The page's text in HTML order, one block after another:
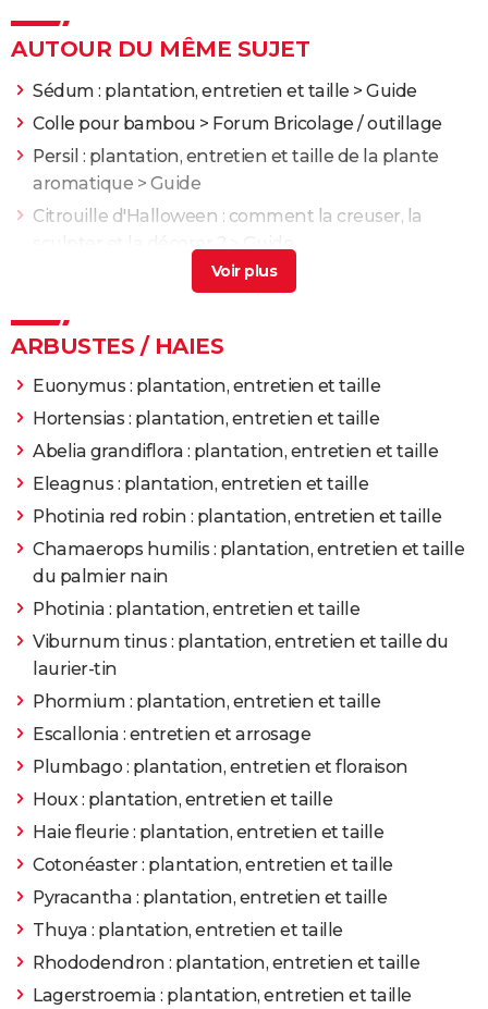
AUTOUR DU MÊME SUJET
Sédum : plantation, entretien et taille > Guide
Colle pour bambou > Forum Bricolage / outillage
Persil : plantation, entretien et taille de la plante
aromatique > Guide
Citrouille d'Halloween : comment la creuser, la
Saule pleureur : plantation, entretien et taille
ARBUSTES / HAIES
Euonymus : plantation, entretien et taille
Hortensias : plantation, entretien et taille
Abelia grandiflora : plantation, entretien et taille
Eleagnus : plantation, entretien et taille
Photinia red robin : plantation, entretien et taille
Chamaerops humilis : plantation, entretien et taille
du palmier nain
Photinia : plantation, entretien et taille
Viburnum tinus : plantation, entretien et taille du
laurier-tin
Phormium : plantation, entretien et taille
Escallonia : entretien et arrosage
Plumbago : plantation, entretien et floraison
Houx : plantation, entretien et taille
Haie fleurie : plantation, entretien et taille
Cotonéaster : plantation, entretien et taille
Pyracantha : plantation, entretien et taille
Thuya : plantation, entretien et taille
Rhododendron : plantation, entretien et taille
Lagerstroemia : plantation, entretien et taille